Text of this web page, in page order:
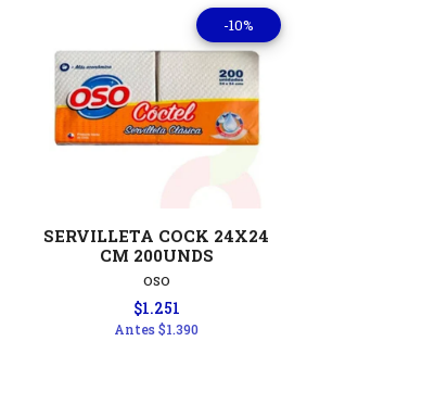
-10%
SERVILLETA COCK 24X24
CM 200UNDS
OSO
Ver detalles
$1.251
Antes$1.390